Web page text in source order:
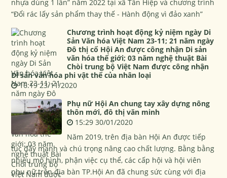
nhựa dùng 1 lần” năm 2022 tại xã Tân Hiệp và chương trình
“Đổi rác lấy sản phẩm thay thế - Hành động vì đảo xanh”
Chương trình hoạt động kỷ niệm ngày Di
Sản Văn hóa Việt Nam 23-11; 21 năm ngày
Đô thị cổ Hội An được công nhận Di sản
văn hóa thế giới; 03 năm nghệ thuật Bài
Chòi trung bộ Việt Nam được công nhận
Di sản văn hóa phi vật thể của nhân loại
16:19 23/11/2020
Phụ nữ Hội An chung tay xây dựng nông
thôn mới, đô thị văn minh
15:29 30/01/2020
Năm 2019, trên địa bàn Hội An được tiếp
tục đẩy mạnh và chú trọng nâng cao chất lượng. Bằng bằng
nhiều mô hình, phận việc cụ thể, các cấp hội và hội viên
phụ nữ trên địa bàn TP.Hội An đã chung sức cùng với địa